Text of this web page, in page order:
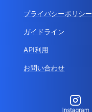
プライバシーポリシー
ガイドライン
API利用
お問い合わせ
Instagram